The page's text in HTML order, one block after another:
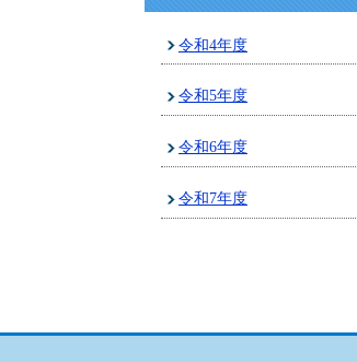
令和4年度
令和5年度
令和6年度
令和7年度